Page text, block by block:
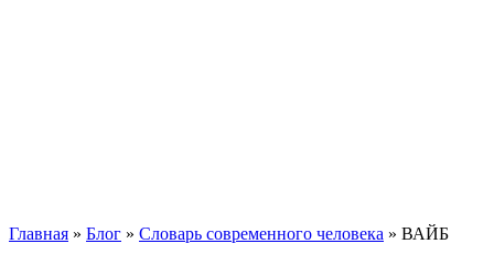
Главная » Блог » Словарь современного человека » ВАЙБ